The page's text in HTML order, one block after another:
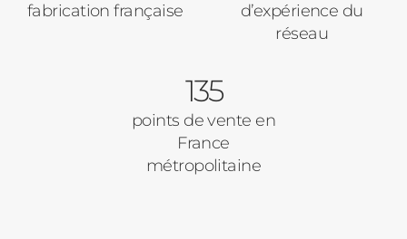
fabrication française
d’expérience du
réseau
135
points de vente en
France
métropolitaine